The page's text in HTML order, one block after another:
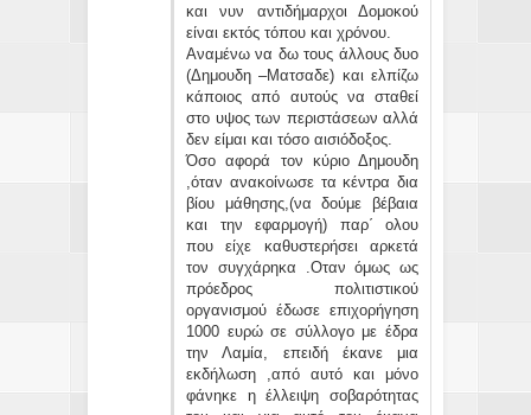
και νυν αντιδήμαρχοι Δομοκού
είναι εκτός τόπου και χρόνου.
Αναμένω να δω τους άλλους δυο
(Δημουδη –Ματσαδε) και ελπίζω
κάποιος από αυτούς να σταθεί
στο υψος των περιστάσεων αλλά
δεν είμαι και τόσο αισιόδοξος.
Όσο αφορά τον κύριο Δημουδη
,όταν ανακοίνωσε τα κέντρα δια
βίου μάθησης,(να δούμε βέβαια
και την εφαρμογή) παρ΄ ολου
που είχε καθυστερήσει αρκετά
τον συγχάρηκα .Οταν όμως ως
πρόεδρος πολιτιστικού
οργανισμού έδωσε επιχορήγηση
1000 ευρώ σε σύλλογο με έδρα
την Λαμία, επειδή έκανε μια
εκδήλωση ,από αυτό και μόνο
φάνηκε η έλλειψη σοβαρότητας